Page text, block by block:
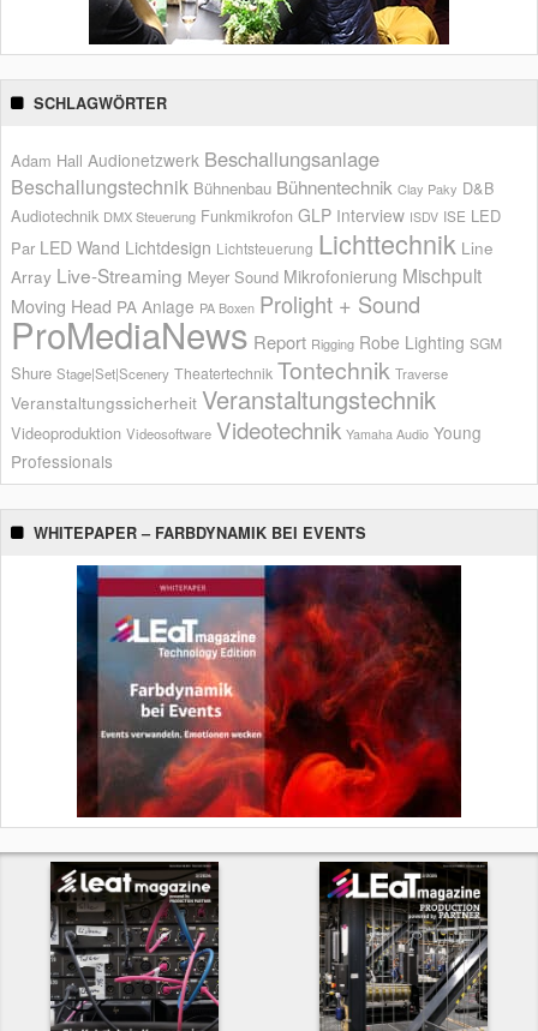
SCHLAGWÖRTER
Adam Hall Audionetzwerk Beschallungsanlage
Beschallungstechnik Bühnenbau Bühnentechnik Clay Paky D&B
Audiotechnik DMX Steuerung Funkmikrofon GLP Interview ISDV ISE LED
Par LED Wand Lichtdesign Lichtsteuerung Lichttechnik Line
Array Live-Streaming Meyer Sound Mikrofonierung Mischpult
Moving Head PA Anlage PA Boxen Prolight + Sound
ProMediaNews Report Rigging Robe Lighting SGM
Shure Stage|Set|Scenery Theatertechnik Tontechnik Traverse
Veranstaltungssicherheit Veranstaltungstechnik
Videoproduktion Videosoftware Videotechnik Yamaha Audio Young
Professionals
WHITEPAPER – FARBDYNAMIK BEI EVENTS